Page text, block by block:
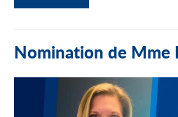
Nomination de Mme